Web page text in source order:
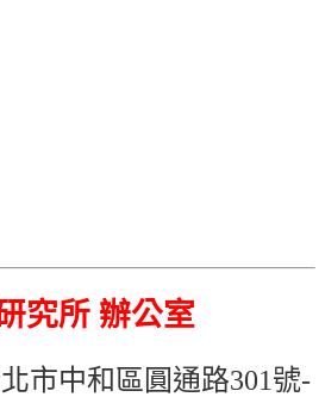
究所 辦公室
市中和區圓通路301號-